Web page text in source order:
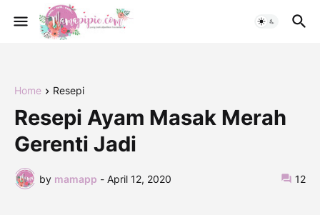
Home Resepi
Resepi Ayam Masak Merah
Gerenti Jadi
by mamapp - April 12, 2020 12